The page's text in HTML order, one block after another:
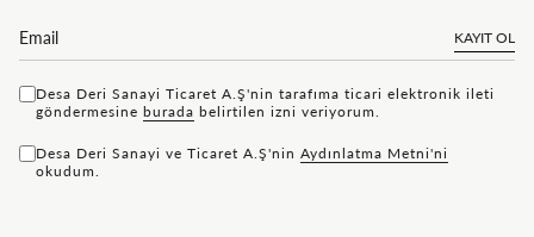
KAYIT OL
Desa Deri Sanayi Ticaret A.Ş'nin tarafıma ticari elektronik ileti
göndermesine bu rada belirtilen izni veriyorum.
Desa Deri Sanayi ve Ticaret A.Ş'nin Aydınlatma Metni'ni
okudum.